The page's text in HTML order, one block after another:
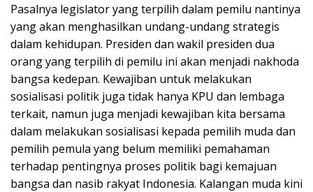
Pasalnya legislator yang terpilih dalam pemilu nantinya
yang akan menghasilkan undang-undang strategis
dalam kehidupan. Presiden dan wakil presiden dua
orang yang terpilih di pemilu ini akan menjadi nakhoda
bangsa kedepan. Kewajiban untuk melakukan
sosialisasi politik juga tidak hanya KPU dan lembaga
terkait, namun juga menjadi kewajiban kita bersama
dalam melakukan sosialisasi kepada pemilih muda dan
pemilih pemula yang belum memiliki pemahaman
terhadap pentingnya proses politik bagi kemajuan
bangsa dan nasib rakyat Indonesia. Kalangan muda kini